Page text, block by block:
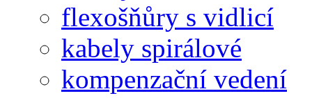
flexošňůry s vidlicí
kabely spirálové
kompenzační vedení